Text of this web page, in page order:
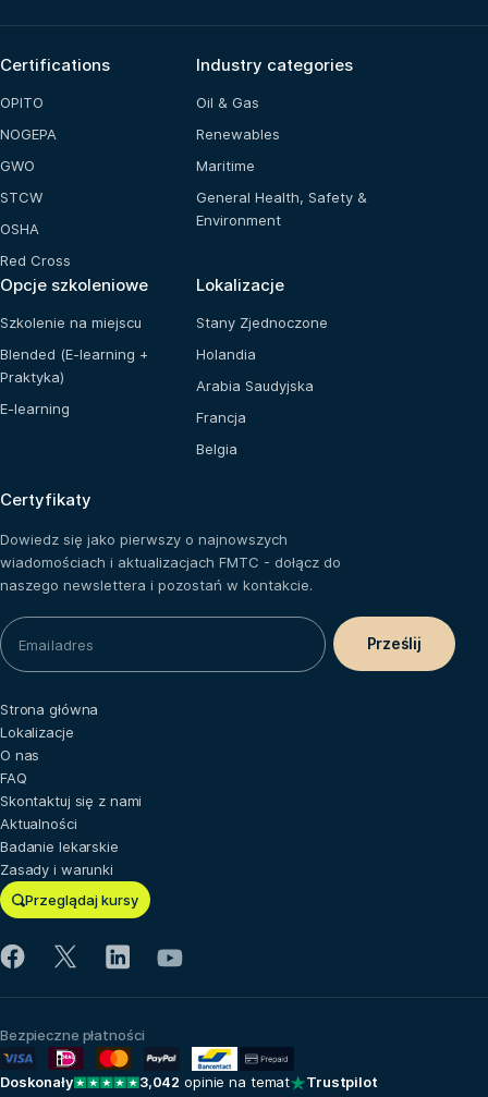
Certifications
OPITO
NOGEPA
GWO
STCW
OSHA
Red Cross
Industry categories
Oil & Gas
Renewables
Maritime
General Health, Safety &
Environment
Opcje szkoleniowe
Szkolenie na miejscu
Blended (E-learning +
Praktyka)
E-learning
Lokalizacje
Stany Zjednoczone
Holandia
Arabia Saudyjska
Francja
Belgia
Certyfikaty
Dowiedz się jako pierwszy o najnowszych
wiadomościach i aktualizacjach FMTC - dołącz do
naszego newslettera i pozostań w kontakcie.
Przeglądaj kursy
Strona główna
Lokalizacje
O nas
FAQ
Skontaktuj się z nami
Aktualności
Badanie lekarskie
Zasady i warunki
Bezpieczne płatności
Doskonały 3,042 opinie na temat Trustpilot